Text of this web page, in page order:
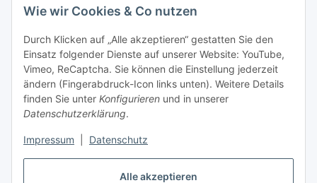
Alle akzeptieren
Wie wir Cookies & Co nutzen
Durch Klicken auf „Alle akzeptieren“ gestatten Sie den
Einsatz folgender Dienste auf unserer Website: YouTube,
Vimeo, ReCaptcha. Sie können die Einstellung jederzeit
ändern (Fingerabdruck-Icon links unten). Weitere Details
finden Sie unter Konfigurieren und in unserer
Datenschutzerklärung.
Impressum Datenschutz